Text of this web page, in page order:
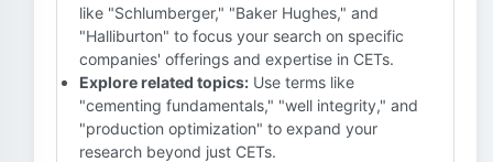
like "Schlumberger," "Baker Hughes," and
"Halliburton" to focus your search on specific
companies' offerings and expertise in CETs.
Explore related topics: Use terms like
"cementing fundamentals," "well integrity," and
"production optimization" to expand your
research beyond just CETs.